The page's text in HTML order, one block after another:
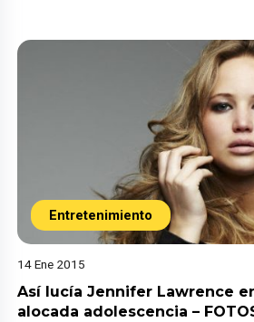
Entretenimiento
14 Ene 2015
Así lucía Jennifer Lawrence
alocada adolescencia –